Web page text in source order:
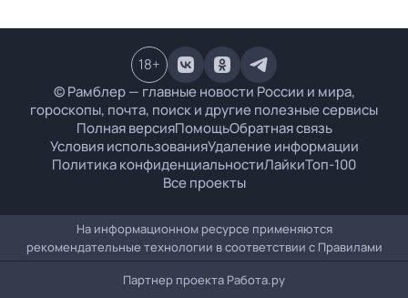
© Рамблер — главные новости России и мира,
гороскопы, почта, поиск и другие полезные сервисы
Полная версияПомощьОбратная связь
Условия использованияУдаление информации
Политика конфиденциальностиЛайкиТоп-100
Все проекты
18+
На информационном ресурсе применяются
рекомендательные технологии в соответствии с Правилами
Партнер проекта Работа.ру